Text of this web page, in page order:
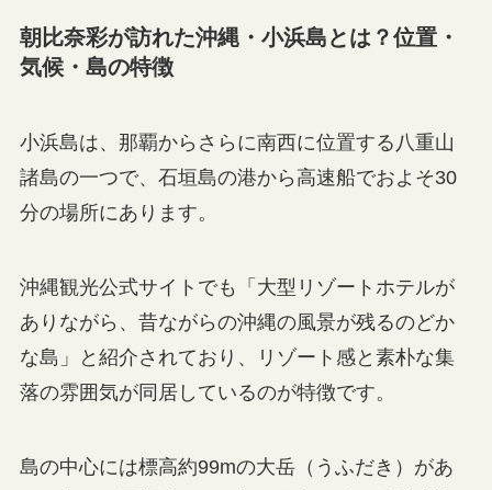
朝比奈彩が訪れた沖縄・小浜島とは？位置・
気候・島の特徴
小浜島は、那覇からさらに南西に位置する八重山
諸島の一つで、石垣島の港から高速船でおよそ30
分の場所にあります。
沖縄観光公式サイトでも「大型リゾートホテルが
ありながら、昔ながらの沖縄の風景が残るのどか
な島」と紹介されており、リゾート感と素朴な集
落の雰囲気が同居しているのが特徴です。
島の中心には標高約99mの大岳（うふだき）があ